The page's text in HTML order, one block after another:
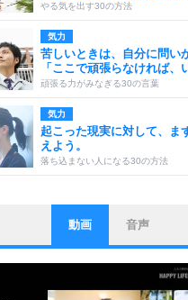
やる気を出す30の方法
気力
苦しいときは、自分に問い
「ここで頑張らなければ、
頑張る力がみなぎる30の言葉
気力
起こった現実に対して、ま
えよう。
落ち込まない人になる30の方法
ストレス対策
他人と比べない。
いっそのこと、他人を見な
いらいらしない人になる30の方法
動画 音声